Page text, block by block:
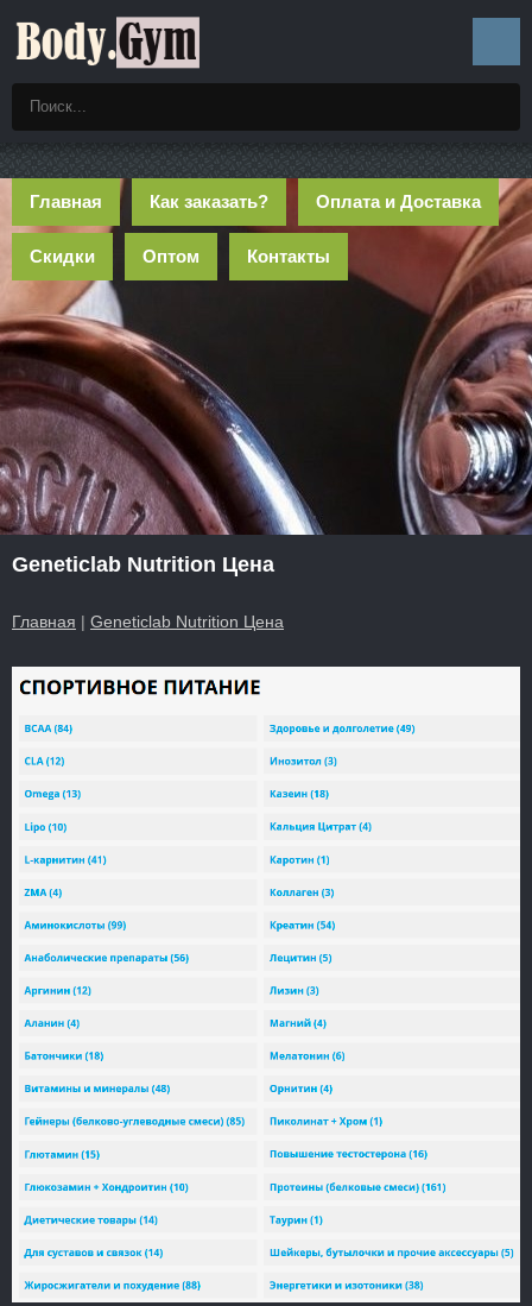
Главная Как заказать? Оплата и Доставка
Скидки Оптом Контакты
Geneticlab Nutrition Цена
Главная | Geneticlab Nutrition Цена